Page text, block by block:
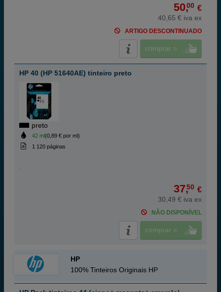
50,00 €
40,65 € iva ex
ARTIGO DESCONTINUADO
comprar >
HP 40 (HP 51640AE) tinteiro preto
preto
42 ml(0,89 € por ml)
1 120 páginas
37,50 €
30,49 € iva ex
NÃO DISPONÍVEL
comprar >
HP
100% Tinteiros Originais HP